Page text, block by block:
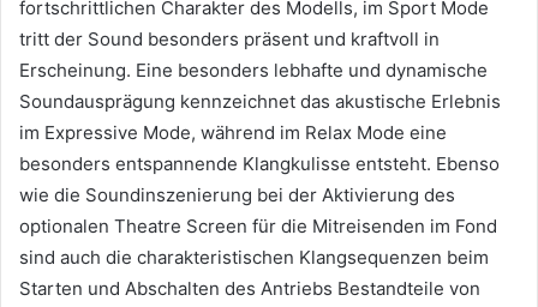
fortschrittlichen Charakter des Modells, im Sport Mode
tritt der Sound besonders präsent und kraftvoll in
Erscheinung. Eine besonders lebhafte und dynamische
Soundausprägung kennzeichnet das akustische Erlebnis
im Expressive Mode, während im Relax Mode eine
besonders entspannende Klangkulisse entsteht. Ebenso
wie die Soundinszenierung bei der Aktivierung des
optionalen Theatre Screen für die Mitreisenden im Fond
sind auch die charakteristischen Klangsequenzen beim
Starten und Abschalten des Antriebs Bestandteile von